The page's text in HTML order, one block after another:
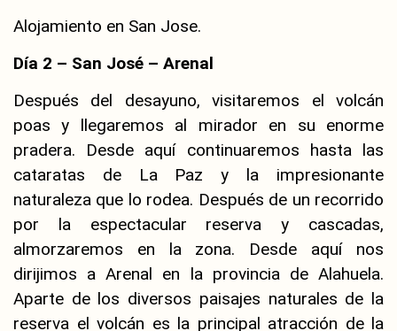
Alojamiento en San Jose.
Día 2 – San José – Arenal
Después del desayuno, visitaremos el volcán
poas y llegaremos al mirador en su enorme
pradera. Desde aquí continuaremos hasta las
cataratas de La Paz y la impresionante
naturaleza que lo rodea. Después de un recorrido
por la espectacular reserva y cascadas,
almorzaremos en la zona. Desde aquí nos
dirijimos a Arenal en la provincia de Alahuela.
Aparte de los diversos paisajes naturales de la
reserva el volcán es la principal atracción de la